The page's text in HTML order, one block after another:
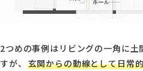
2つめの事例はリビングの一角に土
すが、 玄関からの動線として日常